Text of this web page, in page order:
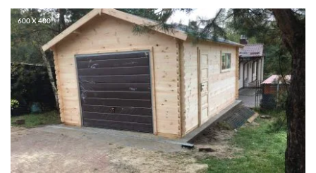
600 X 400